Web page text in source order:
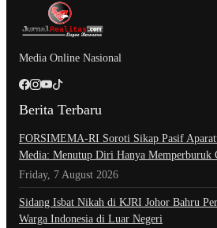
Media Online Nasional
Berita Terbaru
​FORSIMEMA-RI Soroti Sikap Pasif
Media: Menutup Diri Hanya Memperburuk
Friday, 7 August 2026
Sidang Isbat Nikah di KJRI Johor Bahru
Warga Indonesia di Luar Negeri